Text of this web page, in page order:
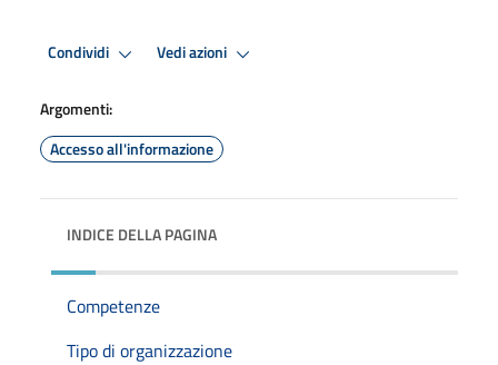
Condividi Vedi azioni
Argomenti:
Accesso all'informazione
INDICE DELLA PAGINA
Competenze
Tipo di organizzazione